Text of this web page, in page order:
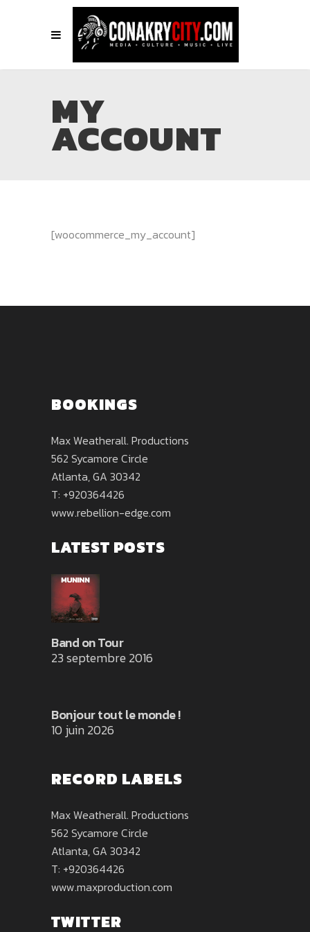
MY
ACCOUNT
[woocommerce_my_account]
BOOKINGS
Max Weatherall. Productions
562 Sycamore Circle
Atlanta, GA 30342
T: +920364426
www.rebellion-edge.com
LATEST POSTS
Band on Tour
23 septembre 2016
Bonjour tout le monde !
10 juin 2026
RECORD LABELS
Max Weatherall. Productions
562 Sycamore Circle
Atlanta, GA 30342
T: +920364426
www.maxproduction.com
TWITTER